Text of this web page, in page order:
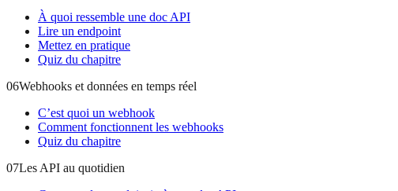
À quoi ressemble une doc API
Lire un endpoint
Mettez en pratique
Quiz du chapitre
06Webhooks et données en temps réel
C’est quoi un webhook
Comment fonctionnent les webhooks
Quiz du chapitre
07Les API au quotidien